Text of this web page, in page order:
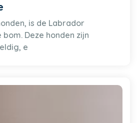
is de Labrador
Deze honden zijn
e